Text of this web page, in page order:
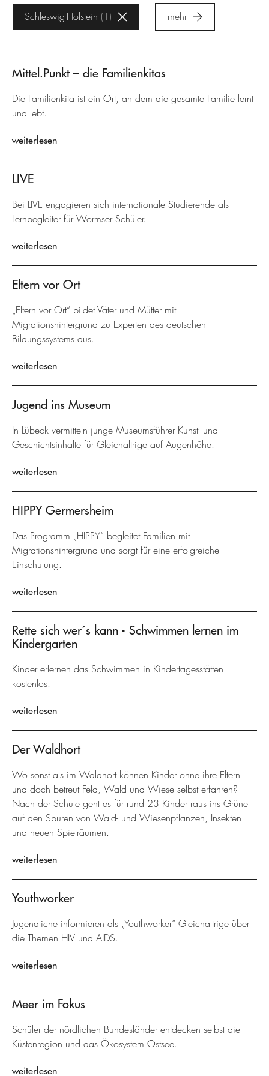
Schleswig-Holstein 1 mehr
Mittel.Punkt – die Familienkitas
Die Familienkita ist ein Ort, an dem die gesamte Familie lernt
und lebt.
weiterlesen
LIVE
Bei LIVE engagieren sich internationale Studierende als
Lernbegleiter für Wormser Schüler.
weiterlesen
Eltern vor Ort
„Eltern vor Ort“ bildet Väter und Mütter mit
Migrationshintergrund zu Experten des deutschen
Bildungssystems aus.
weiterlesen
Jugend ins Museum
In Lübeck vermitteln junge Museumsführer Kunst- und
Geschichtsinhalte für Gleichaltrige auf Augenhöhe.
weiterlesen
HIPPY Germersheim
Das Programm „HIPPY“ begleitet Familien mit
Migrationshintergrund und sorgt für eine erfolgreiche
Einschulung.
weiterlesen
Rette sich wer´s kann - Schwimmen lernen im
Kindergarten
Kinder erlernen das Schwimmen in Kindertagesstätten
kostenlos.
weiterlesen
Der Waldhort
Wo sonst als im Waldhort können Kinder ohne ihre Eltern
und doch betreut Feld, Wald und Wiese selbst erfahren?
Nach der Schule geht es für rund 23 Kinder raus ins Grüne
auf den Spuren von Wald- und Wiesenpflanzen, Insekten
und neuen Spielräumen.
weiterlesen
Youthworker
Jugendliche informieren als „Youthworker“ Gleichaltrige über
die Themen HIV und AIDS.
weiterlesen
Meer im Fokus
Schüler der nördlichen Bundesländer entdecken selbst die
Küstenregion und das Ökosystem Ostsee.
weiterlesen